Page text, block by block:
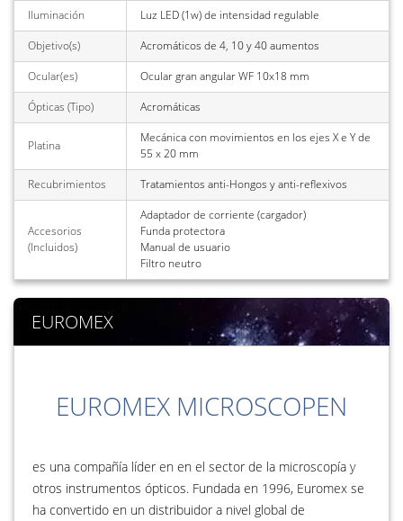
Iluminación
Luz LED (1w) de intensidad regulable
Objetivo(s)
Acromáticos de 4, 10 y 40 aumentos
Ocular(es)
Ocular gran angular WF 10x18 mm
Ópticas (Tipo)
Acromáticas
Platina
Mecánica con movimientos en los ejes X e Y de
55 x 20 mm
Recubrimientos
Tratamientos anti-Hongos y anti-reflexivos
Accesorios
(Incluidos)
Adaptador de corriente (cargador)
Funda protectora
Manual de usuario
Filtro neutro
EUROMEX
EUROMEX MICROSCOPEN
es una compañía líder en en el sector de la microscopía y
otros instrumentos ópticos. Fundada en 1996, Euromex se
ha convertido en un distribuidor a nivel global de